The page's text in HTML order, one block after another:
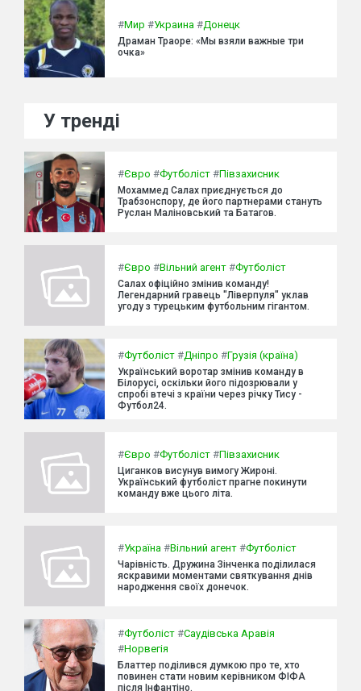
#Мир #Украина #Донецк
Драман Траоре: «Мы взяли важные три
очка»
У тренді
#Євро #Футболіст #Півзахисник
Мохаммед Салах приєднується до
Трабзонспору, де його партнерами стануть
Руслан Маліновський та Батагов.
#Євро #Вільний агент #Футболіст
Салах офіційно змінив команду!
Легендарний гравець "Ліверпуля" уклав
угоду з турецьким футбольним гігантом.
#Футболіст #Дніпро #Грузія (країна)
Український воротар змінив команду в
Білорусі, оскільки його підозрювали у
спробі втечі з країни через річку Тису -
Футбол24.
#Євро #Футболіст #Півзахисник
Циганков висунув вимогу Жироні.
Український футболіст прагне покинути
команду вже цього літа.
#Україна #Вільний агент #Футболіст
Чарівність. Дружина Зінченка поділилася
яскравими моментами святкування днів
народження своїх донечок.
#Футболіст #Саудівська Аравія
#Норвегія
Блаттер поділився думкою про те, хто
повинен стати новим керівником ФІФА
після Інфантіно.